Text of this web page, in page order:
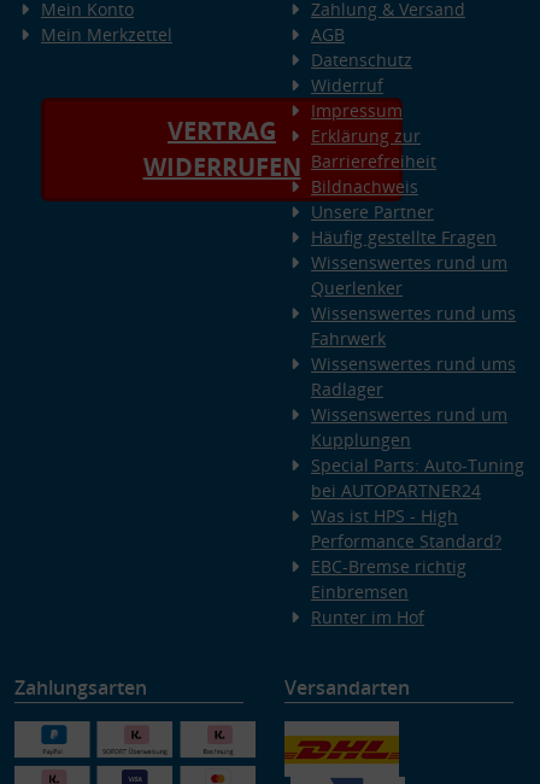
Mein Konto
Mein Merkzettel
VERTRAG
WIDERRUFEN
Zahlung & Versand
AGB
Datenschutz
Widerruf
Impressum
Erklärung zur
Barrierefreiheit
Bildnachweis
Unsere Partner
Häufig gestellte Fragen
Wissenswertes rund um
Querlenker
Wissenswertes rund ums
Fahrwerk
Wissenswertes rund ums
Radlager
Wissenswertes rund um
Kupplungen
Special Parts: Auto-Tuning
bei AUTOPARTNER24
Was ist HPS - High
Performance Standard?
EBC-Bremse richtig
Einbremsen
Runter im Hof
Zahlungsarten Versandarten